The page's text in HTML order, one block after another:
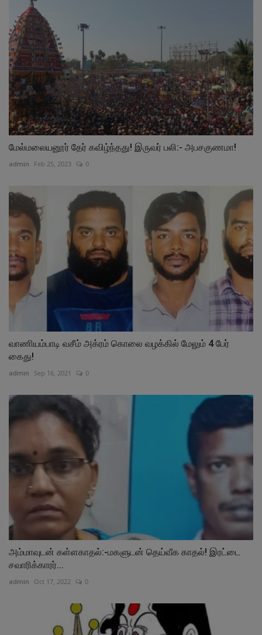
மேல்மலையனூர் தேர் கவிழ்ந்தது! இருவர் பலி:- அபசகுணமா!
admin Feb 25, 2023 0
வாணியம்பாடி வசீம் அக்ரம் கொலை வழக்கில் மேலும் 4 பேர்
கைது!
admin Sep 16, 2021 0
அம்மாவுடன் கள்ளகாதல்:-மகளுடன் தெய்வீக காதல்! இரட்டை
சவாரிக்காரர்...
admin Oct 17, 2022 0